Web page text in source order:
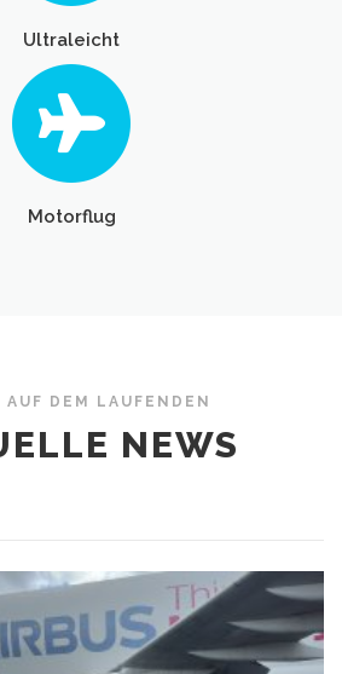
Ultraleicht
Motorflug
DEM LAUFENDEN
NEWS